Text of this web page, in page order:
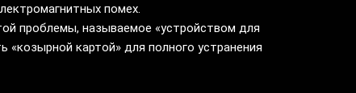
помех.
проблемы, называемое «устройством для
картой» для полного устранения